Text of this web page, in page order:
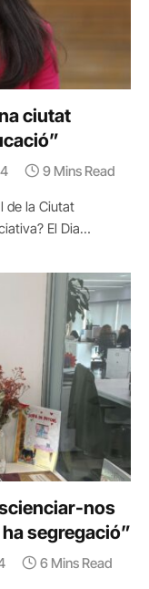
ciutat
9 Mins Read
de la Ciutat
El Dia…
nos
segregació”
6 Mins Read